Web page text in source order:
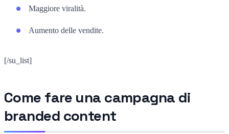
Maggiore viralità.
Aumento delle vendite.
[/su_list]
Come fare una campagna di
branded content